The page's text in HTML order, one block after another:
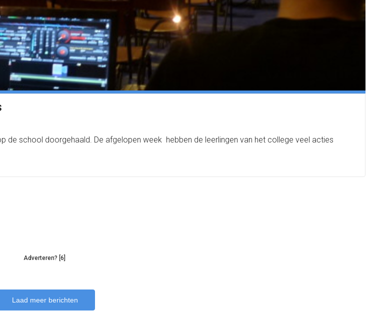
de school doorgehaald. De afgelopen week hebben de leerlingen van het college veel acties
Adverteren? [6]
Laad meer berichten